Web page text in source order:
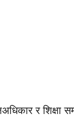
र शिक्षा